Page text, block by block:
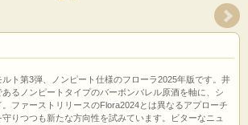
ト第3弾、ノンピート仕様のフローラ2025年版です。井
るノンピートタイプのバーボンバレル原酒を軸に、シ
ファーストリリースのFlora2024とは異なるアプローチ
りつつも新たな方向性を試みています。ビターなニュ